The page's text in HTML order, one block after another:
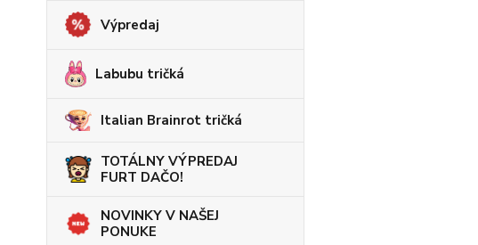
Výpredaj
Labubu tričká
Italian Brainrot tričká
TOTÁLNY VÝPREDAJ
FURT DAČO!
NOVINKY V NAŠEJ
PONUKE